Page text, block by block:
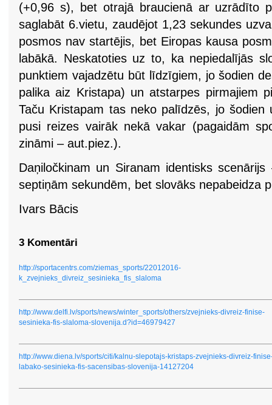
(+0,96 s), bet otrajā braucienā ar uzrādīto
saglabāt 6.vietu, zaudējot 1,23 sekundes
posmos nav startējis, bet Eiropas kausa
labākā. Neskatoties uz to, ka nepiedalījās
punktiem vajadzētu būt līdzīgiem, jo šodien
palika aiz Kristapa) un atstarpes pirmajiem
Taču Kristapam tas neko palīdzēs, jo šodien
pusi reizes vairāk nekā vakar (pagaidām
zināmi – aut.piez.).
Daņiločkinam un Siranam identisks
septiņām sekundēm, bet slovāks nepabeidza
Ivars Bācis
3 Komentāri
http://sportacentrs.com/ziemas_sports/22012016-
k_zvejnieks_divreiz_sesinieka_fis_slaloma
http://www.delfi.lv/sports/news/winter_sports/others/zvejnieks-divreiz-finise-
sesinieka-fis-slaloma-slovenija.d?id=46979427
http://www.diena.lv/sports/citi/kalnu-slepotajs-kristaps-zvejnieks-divreiz-
labako-sesinieka-fis-sacensibas-slovenija-14127204